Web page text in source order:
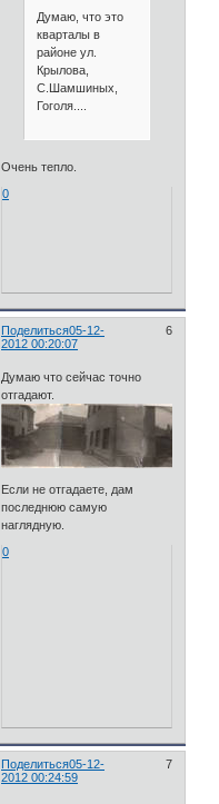
Думаю, что это
кварталы в
районе ул.
Крылова,
С.Шамшиных,
Гоголя....
Очень тепло.
0
Поделиться 6
05-12-
2012 00:20:07
Думаю что сейчас точно
отгадают.
Если не отгадаете, дам
последнюю самую
наглядную.
0
Поделиться 7
05-12-
2012 00:24:59